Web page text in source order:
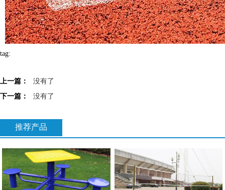
tag:
上一篇：
没有了
下一篇：
没有了
推荐产品